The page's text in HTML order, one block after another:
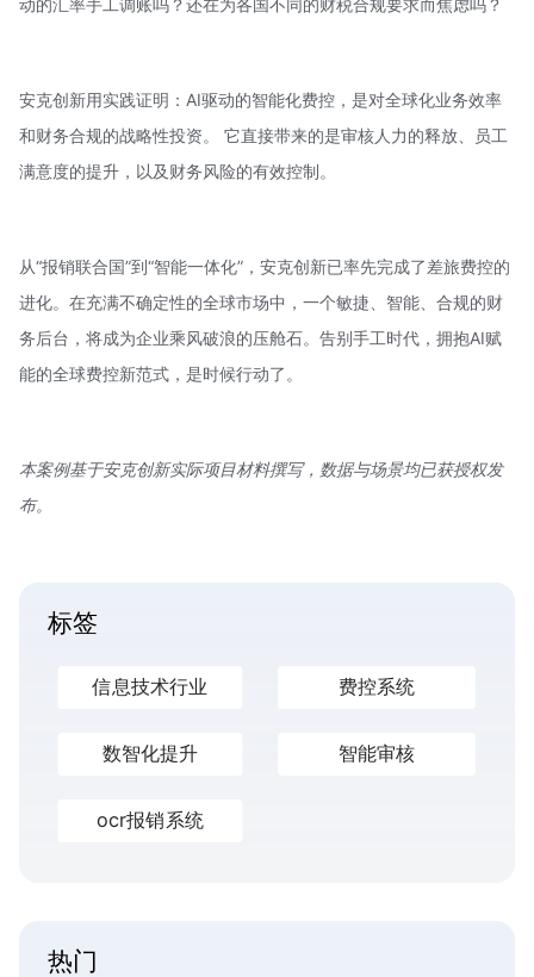
安克创新用实践证明：AI驱动的智能化费控，是对全球化业务效率
和财务合规的战略性投资。 它直接带来的是审核人力的释放、员工
满意度的提升，以及财务风险的有效控制。
从“报销联合国”到“智能一体化”，安克创新已率先完成了差旅费控的
进化。在充满不确定性的全球市场中，一个敏捷、智能、合规的财
务后台，将成为企业乘风破浪的压舱石。告别手工时代，拥抱AI赋
能的全球费控新范式，是时候行动了。
本案例基于安克创新实际项目材料撰写，数据与场景均已获授权发
布。
标签
信息技术行业 费控系统
数智化提升 智能审核
ocr报销系统
热门